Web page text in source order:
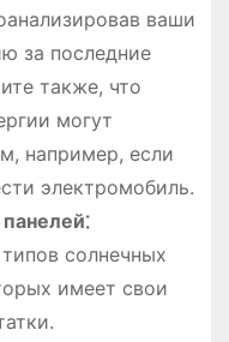
ваши
за последние
также, что
могут
например, если
электромобиль.
солнечных
имеет свои